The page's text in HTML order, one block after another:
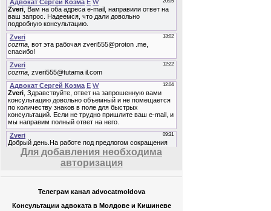
Для добавления необходима
авторизация
Телеграм канал advocatmoldova
Консультации адвоката в Молдове и Кишиневе